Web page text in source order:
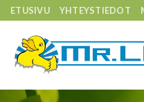
Skip
to
content
ETUSIVU YHTEYSTIEDOT